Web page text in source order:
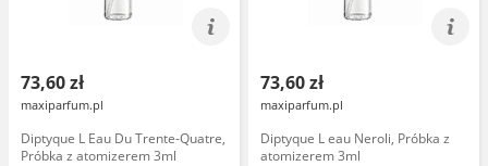
73,60 zł
maxiparfum.pl
Diptyque L Eau Du Trente-Quatre,
Próbka z atomizerem 3ml
73,60 zł
maxiparfum.pl
Diptyque L eau Neroli, Próbka z
atomizerem 3ml